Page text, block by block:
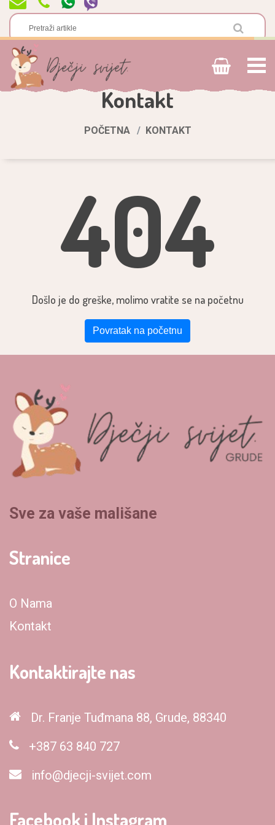
Kontakt
POČETNA KONTAKT
404
Došlo je do greške, molimo vratite se na početnu
Povratak na početnu
Sve za vaše mališane
Stranice
O Nama
Kontakt
Kontaktirajte nas
Dr. Franje Tuđmana 88, Grude, 88340
+387 63 840 727
info@djecji-svijet.com
Facebook i Instagram